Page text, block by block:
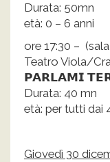
Durata: 50mn
età: 0 – 6 anni
ore 17:30 –
Teatro Viola/
𝗣𝗔𝗥𝗟𝗔𝗠𝗜
Durata: 40 mn
età: per tutti dai
Giovedì 30